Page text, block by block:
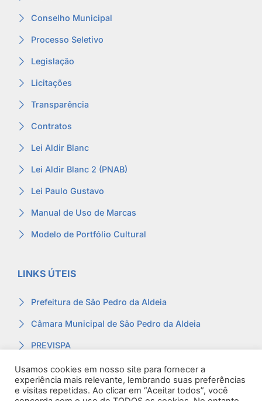
Conselho Municipal
Processo Seletivo
Legislação
Licitações
Transparência
Contratos
Lei Aldir Blanc
Lei Aldir Blanc 2 (PNAB)
Lei Paulo Gustavo
Manual de Uso de Marcas
Modelo de Portfólio Cultural
LINKS ÚTEIS
Prefeitura de São Pedro da Aldeia
Câmara Municipal de São Pedro da Aldeia
PREVISPA
Ouvidoria
Contracheque
Usamos cookies em nosso site para fornecer a
experiência mais relevante, lembrando suas preferências
e visitas repetidas. Ao clicar em “Aceitar todos”, você